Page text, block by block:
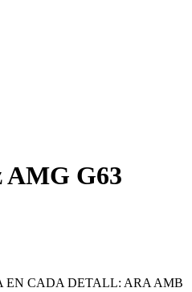
AMG G63
EN CADA DETALL: ARA AMB